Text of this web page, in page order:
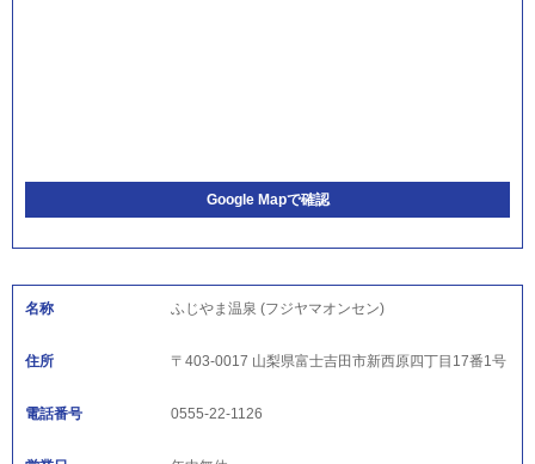
Google Mapで確認
名称 ふじやま温泉 (フジヤマオンセン)
住所 〒403-0017 山梨県富士吉田市新西原四丁目17番1号
電話番号 0555-22-1126